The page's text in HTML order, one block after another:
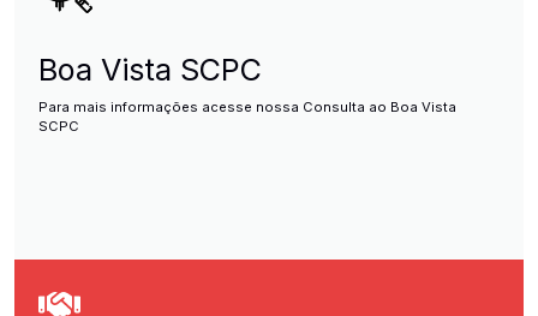
Boa Vista SCPC
Para mais informações acesse nossa Consulta ao Boa Vista
SCPC